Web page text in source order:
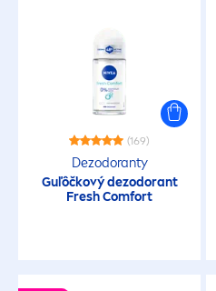
(169)
Dezodoranty
Guľôčkový dezodorant
FreshComfort